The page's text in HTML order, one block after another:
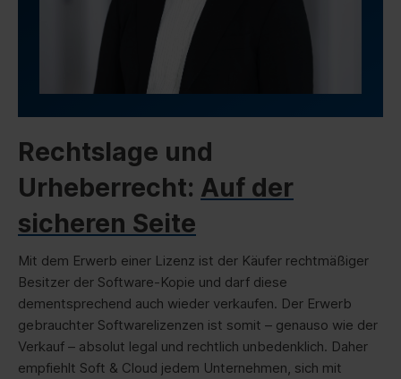
Rechtslage und
Urheberrecht: Auf der
sicheren Seite
Mit dem Erwerb einer Lizenz ist der Käufer rechtmäßiger
Besitzer der Software-Kopie und darf diese
dementsprechend auch wieder verkaufen. Der Erwerb
gebrauchter Softwarelizenzen ist somit – genauso wie der
Verkauf – absolut legal und rechtlich unbedenklich. Daher
empfiehlt Soft & Cloud jedem Unternehmen, sich mit